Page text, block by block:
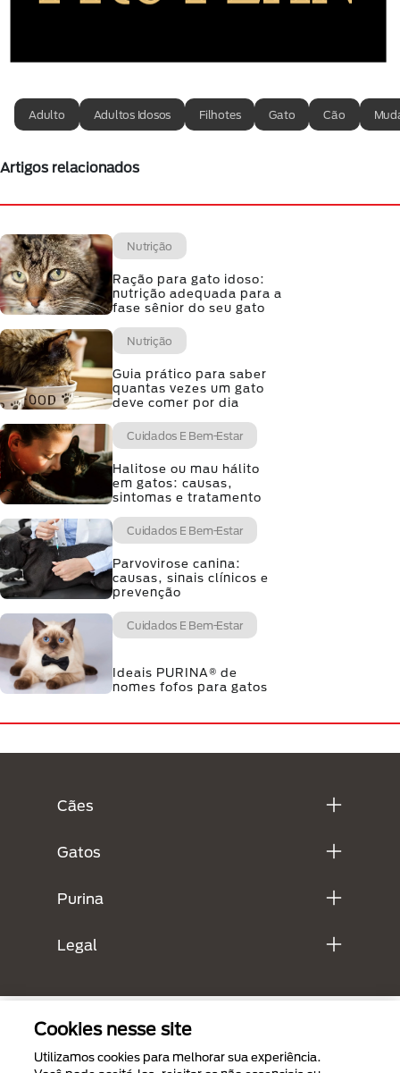
Adulto Adultos Idosos Filhotes Gato Cão
Artigos relacionados
Nutrição
Ração para gato idoso:
nutrição adequada para a
fase sênior do seu gato
Nutrição
Guia prático para saber
quantas vezes um gato
deve comer por dia
Cuidados E Bem-Estar
Halitose ou mau hálito
em gatos: causas,
sintomas e tratamento
Cuidados E Bem-Estar
Parvovirose canina:
causas, sinais clínicos e
prevenção
Cuidados E Bem-Estar
Ideais PURINA® de
nomes fofos para gatos
Cães
Gatos
Purina
Legal
Cookies nesse site
Utilizamos cookies para melhorar sua experiência.